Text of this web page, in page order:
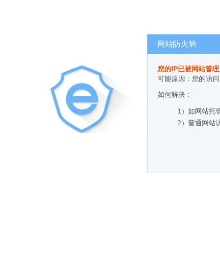
网站防火墙
您的IP已被网站管
可能原因：您的访
如何解决：
1）如网站托
2）普通网站